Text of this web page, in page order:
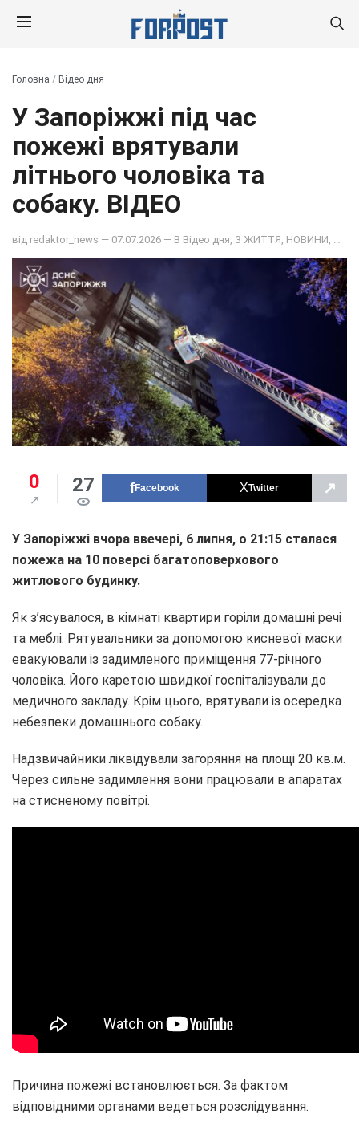
Головна / Відео дня
У Запоріжжі під час
пожежі врятували
літнього чоловіка та
собаку. ВІДЕО
від redaktor_news — 07.07.2026 — В Відео дня З ЖИТТЯ НОВИНИ
0 27 Facebook Twitter ↗
У Запоріжжі вчора ввечері, 6 липня, о 21:15 сталася
пожежа на 10 поверсі багатоповерхового
житлового будинку.
Як з’ясувалося, в кімнаті квартири горіли домашні речі
та меблі. Рятувальники за допомогою кисневої маски
евакуювали із задимленого приміщення 77-річного
чоловіка. Його каретою швидкої госпіталізували до
медичного закладу. Крім цього, врятували із осередка
небезпеки домашнього собаку.
Надзвичайники ліквідували загоряння на площі 20 кв.м.
Через сильне задимлення вони працювали в апаратах
на стисненому повітрі.
Причина пожежі встановлюється. За фактом
відповідними органами ведеться розслідування.